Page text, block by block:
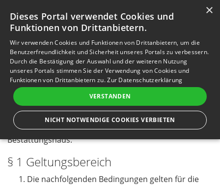
Anmelden Registrieren
e
n
Nutzungsbedingungen
Nutzungsbedingungen für die Registrierung und
Nutzung des Gedenkportals vom familiären
Bestattungshaus.
§ 1 Geltungsbereich
Die nachfolgenden Bedingungen gelten für die
×
Dieses Portal verwendet Cookies und
Funktionen von Drittanbietern.
Wir verwenden Cookies und Funktionen von Drittanbietern, um die
Benutzerfreundlichkeit und Sicherheit unseres Portals zu verbessern.
Durch die Bestätigung der Auswahl und der weiteren Nutzung
unseres Portals stimmen Sie der Verwendung von Cookies und
Funktionen von Drittanbietern zu.Zur Datenschutzerklärung
VERSTANDEN
NICHT NOTWENDIGE COOKIES VERBIETEN